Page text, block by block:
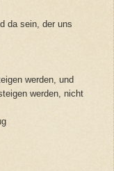
da sein, der uns
werden, und
werden, nicht